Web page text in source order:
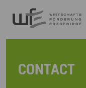
CONTACT